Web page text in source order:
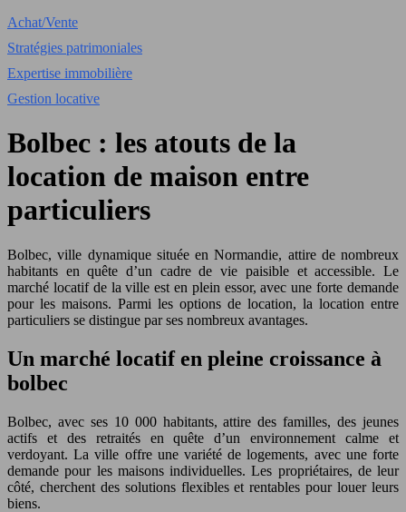
Achat/Vente
Stratégies patrimoniales
Expertise immobilière
Gestion locative
Bolbec : les atouts de la
location de maison entre
particuliers
Bolbec, ville dynamique située en Normandie, attire de nombreux
habitants en quête d’un cadre de vie paisible et accessible. Le
marché locatif de la ville est en plein essor, avec une forte demande
pour les maisons. Parmi les options de location, la location entre
particuliers se distingue par ses nombreux avantages.
Un marché locatif en pleine croissance à
bolbec
Bolbec, avec ses 10 000 habitants, attire des familles, des jeunes
actifs et des retraités en quête d’un environnement calme et
verdoyant. La ville offre une variété de logements, avec une forte
demande pour les maisons individuelles. Les propriétaires, de leur
côté, cherchent des solutions flexibles et rentables pour louer leurs
biens.